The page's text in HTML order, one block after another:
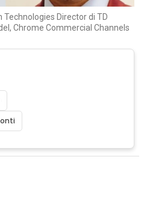
Director di TD
Chrome Commercial Channels